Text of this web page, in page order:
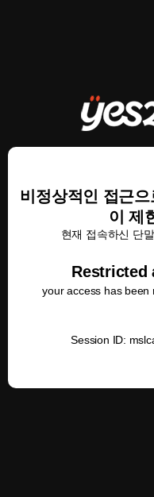
비정상적인 접근
이 제
현재 접속하신 단
Restricted
your access has been
Session ID: